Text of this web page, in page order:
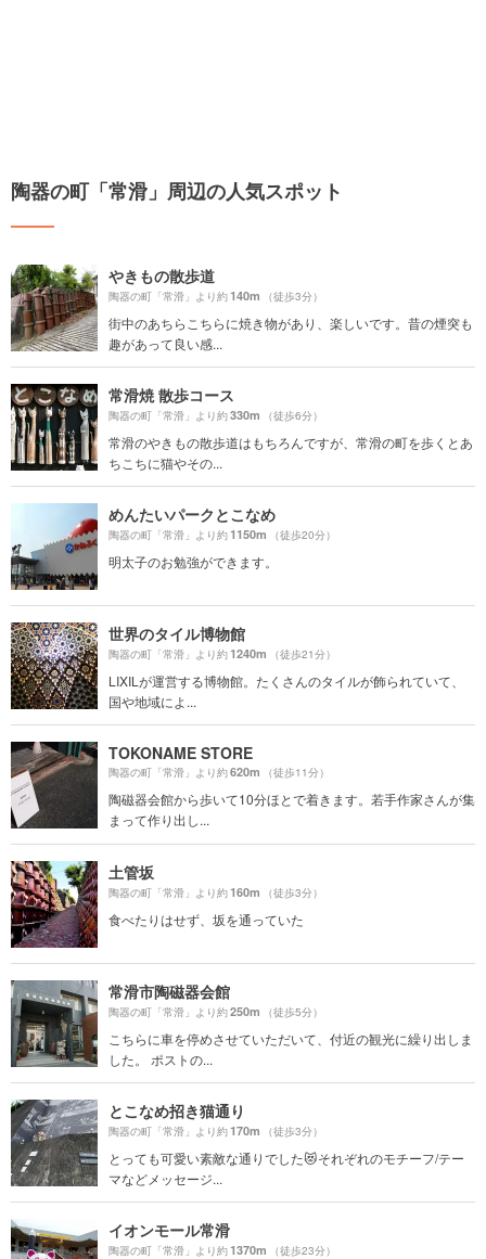
陶器の町「常滑」周辺の人気スポット
やきもの散歩道
陶器の町「常滑」より約140m （徒歩3分）
街中のあちらこちらに焼き物があり、楽しいです。昔の煙突も
趣があって良い感...
常滑焼 散歩コース
陶器の町「常滑」より約330m （徒歩6分）
常滑のやきもの散歩道はもちろんですが、常滑の町を歩くとあ
ちこちに猫やその...
めんたいパークとこなめ
陶器の町「常滑」より約1150m （徒歩20分）
明太子のお勉強ができます。
世界のタイル博物館
陶器の町「常滑」より約1240m （徒歩21分）
LIXILが運営する博物館。たくさんのタイルが飾られていて、
国や地域によ...
TOKONAME STORE
陶器の町「常滑」より約620m （徒歩11分）
陶磁器会館から歩いて10分ほとで着きます。若手作家さんが集
まって作り出し...
土管坂
陶器の町「常滑」より約160m （徒歩3分）
食べたりはせず、坂を通っていた
常滑市陶磁器会館
陶器の町「常滑」より約250m （徒歩5分）
こちらに車を停めさせていただいて、付近の観光に繰り出しま
した。 ポストの...
とこなめ招き猫通り
陶器の町「常滑」より約170m （徒歩3分）
とっても可愛い素敵な通りでした😻それぞれのモチーフ/テー
マなどメッセージ...
イオンモール常滑
陶器の町「常滑」より約1370m （徒歩23分）